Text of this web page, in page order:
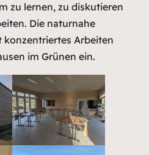
zu lernen, zu diskutieren
Die naturnahe
Arbeiten
im Grünen ein.